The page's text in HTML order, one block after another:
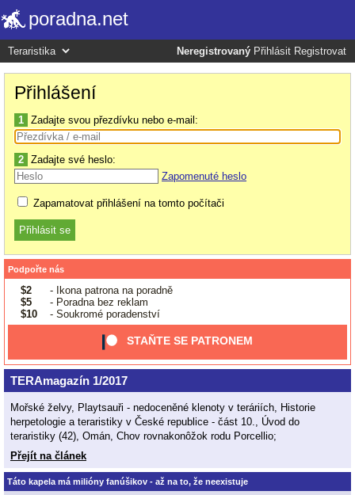
poradna.net
Neregistrovaný Přihlásit Registrovat
Přihlášení
1 Zadajte svou přezdívku nebo e-mail:
2 Zadajte své heslo:
Zapomenuté heslo
Zapamatovat přihlášení na tomto počítači
Podpořte nás
$2
- Ikona patrona na poradně
$5
- Poradna bez reklam
$10
- Soukromé poradenství
STAŇTE SE PATRONEM
TERAmagazín 1/2017
Mořské želvy, Playtsauři - nedoceněné klenoty v teráriích, Historie
herpetologie a teraristiky v České republice - část 10., Úvod do
teraristiky (42), Omán, Chov rovnakonôžok rodu Porcellio;
Přejít na článek
Táto kapela má milióny fanúšikov - až na to, že neexistuje